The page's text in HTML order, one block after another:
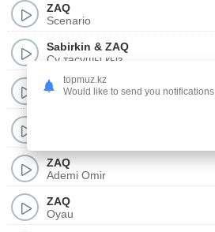
ZAQ
Scenario
Sabirkin & ZAQ
Су тасушы кыз
ZAQ
Tun, Tus, Kesh?
ZAQ
Ademi Omir
ZAQ
Oyau
topmuz.kz
Would like to send you notifications